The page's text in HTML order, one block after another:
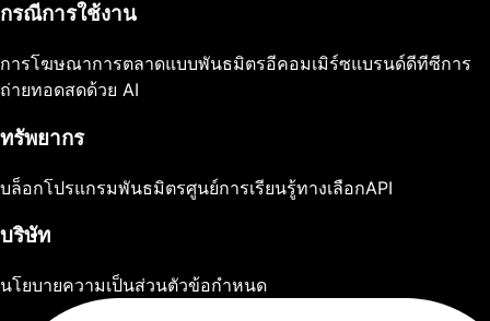
กรณีการใช้งาน
การโฆษณาการตลาดแบบพันธมิตรอีคอมเมิร์ซแบรนด์ดีทีซีการ
ถ่ายทอดสดด้วย AI
ทรัพยากร
บล็อกโปรแกรมพันธมิตรศูนย์การเรียนรู้ทางเลือกAPI
บริษัท
นโยบายความเป็นส่วนตัวข้อกำหนด